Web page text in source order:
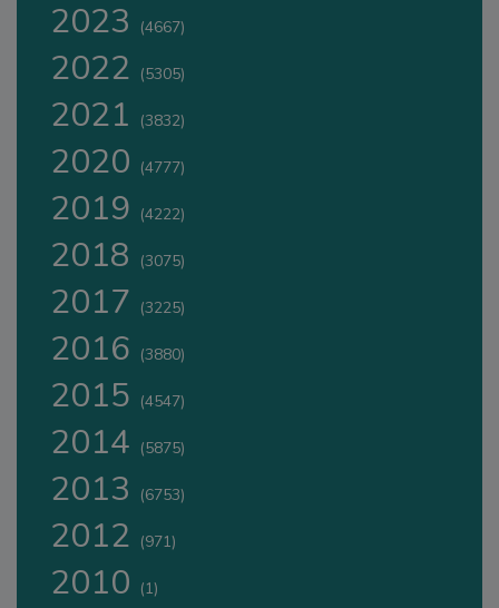
2023 (4667)
2022 (5305)
2021 (3832)
2020 (4777)
2019 (4222)
2018 (3075)
2017 (3225)
2016 (3880)
2015 (4547)
2014 (5875)
2013 (6753)
2012 (971)
2010 (1)